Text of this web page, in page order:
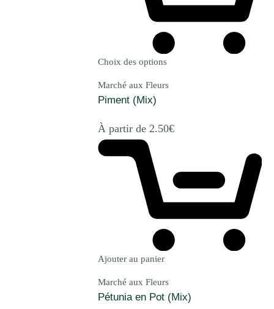
Choix des options
Marché aux Fleurs
Piment (Mix)
À partir de 2.50€
Ajouter au panier
Marché aux Fleurs
Pétunia en Pot (Mix)